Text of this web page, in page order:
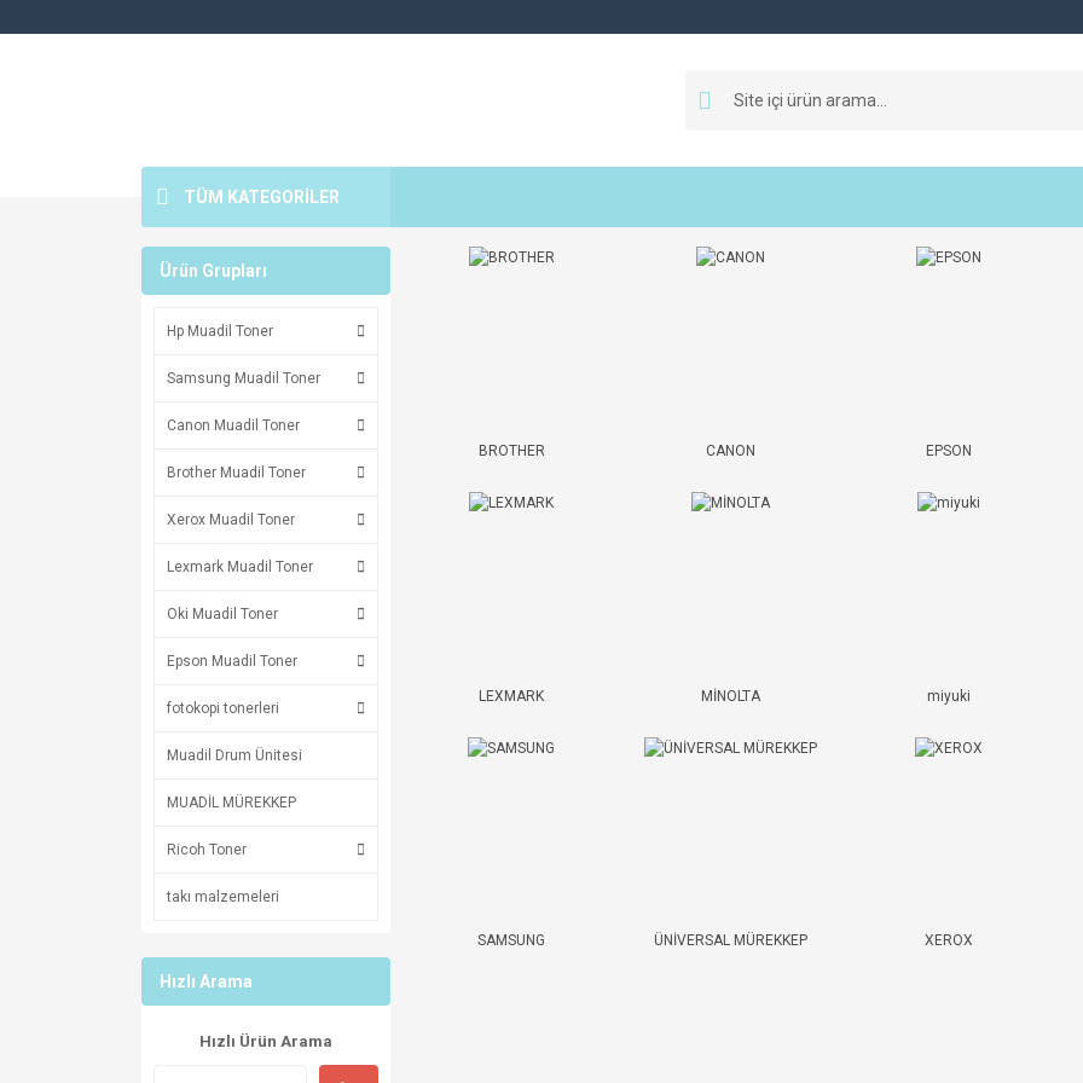
TÜM KATEGORİLER
Ürün Grupları
Hp Muadil Toner
Samsung Muadil Toner
Canon Muadil Toner
Brother Muadil Toner
Xerox Muadil Toner
Lexmark Muadil Toner
Oki Muadil Toner
Epson Muadil Toner
fotokopi tonerleri
Muadil Drum Ünitesi
MUADİL MÜREKKEP
Ricoh Toner
takı malzemeleri
Hızlı Arama
Hızlı Ürün Arama
BROTHER CANON EPSON
LEXMARK MİNOLTA miyuki
SAMSUNG ÜNİVERSAL MÜREKKEP XEROX